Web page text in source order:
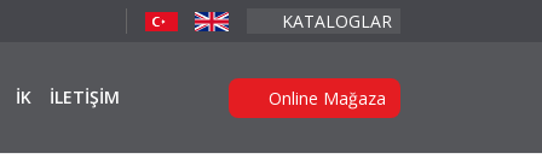
KATALOGLAR
İK İLETİŞİM Online Mağaza